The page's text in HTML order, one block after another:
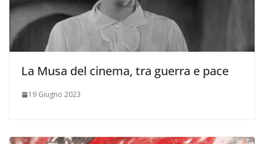
La Musa del cinema, tra guerra e pace
19 Giugno 2023